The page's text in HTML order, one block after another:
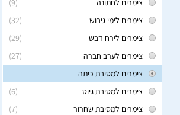
(9)
צימרים לחתונה
(32)
צימרים לימי גיבוש
(29)
צימרים לירח דבש
(27)
צימרים לערב חברה
צימרים למסיבת כיתה
(6)
צימרים למסיבת גיוס
(7)
צימרים למסיבת שחרור